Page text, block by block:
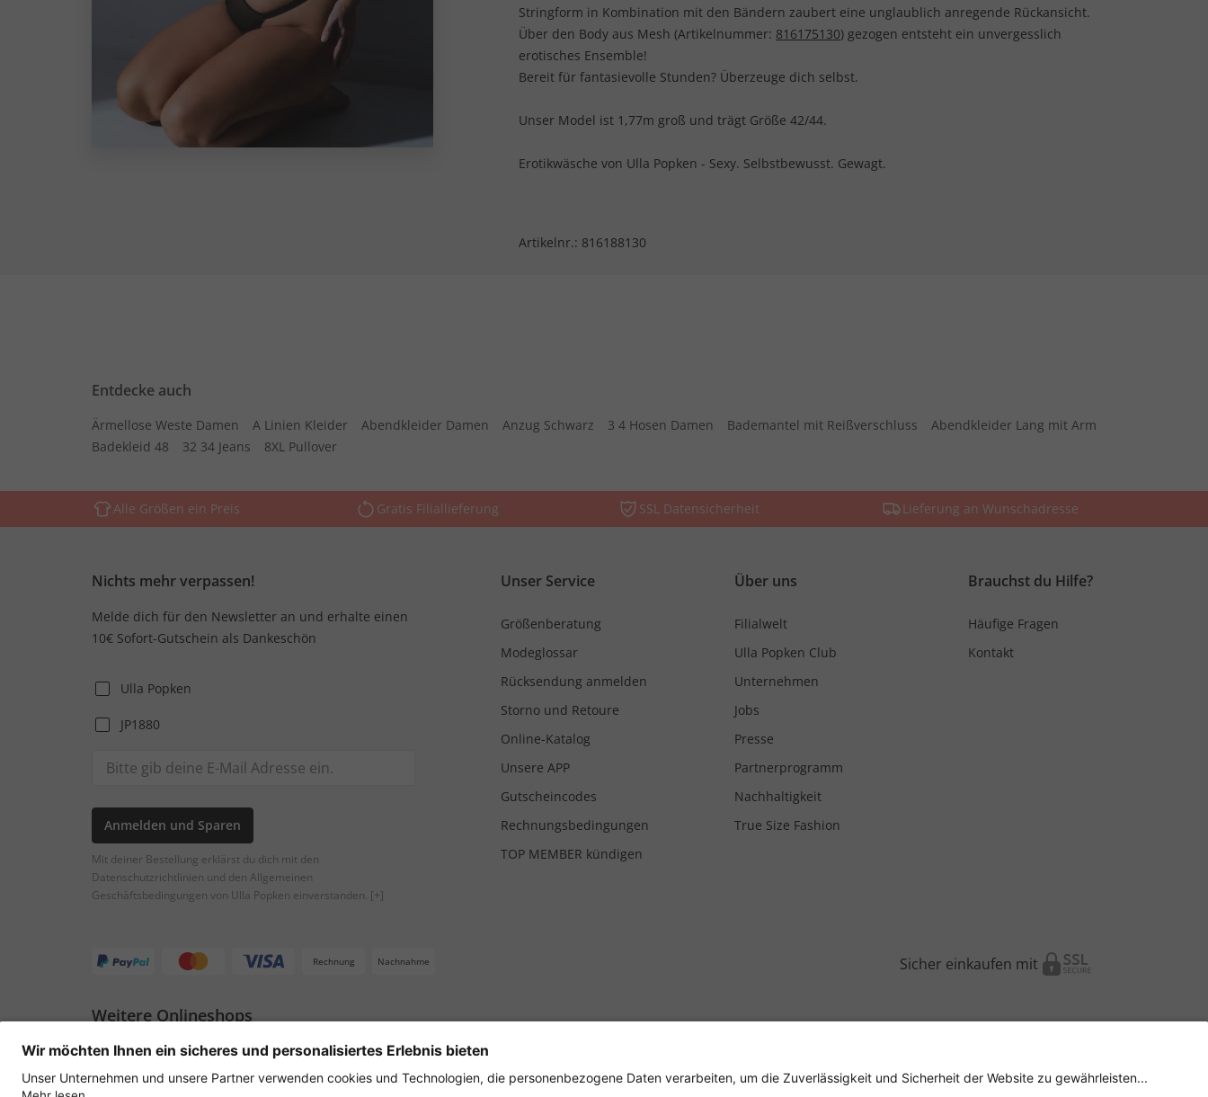
Stringform in Kombination mit den Bändern zaubert eine unglaublich anregende Rückansicht.
Über den Body aus Mesh (Artikelnummer: 816175130) gezogen entsteht ein unvergesslich
erotisches Ensemble!
Bereit für fantasievolle Stunden? Überzeuge dich selbst.
Unser Model ist 1,77m groß und trägt Größe 42/44.
Erotikwäsche von Ulla Popken - Sexy. Selbstbewusst. Gewagt.
Artikelnr.: 816188130
Entdecke auch
Ärmellose Weste Damen A Linien Kleider Abendkleider Damen Anzug Schwarz 3 4 Hosen Damen Bademantel mit Reißverschluss
Abendkleider Lang mit Arm
Badekleid 48
32 34 Jeans 8XL Pullover
Alle Größen ein Preis Gratis Filiallieferung SSL Datensicherheit Lieferung an Wunschadresse
Nichts mehr verpassen!
Melde dich für den Newsletter an und erhalte einen
10€ Sofort-Gutschein als Dankeschön
Ulla Popken
JP1880
Anmelden und Sparen
Mit deiner Bestellung erklärst du dich mit den
Datenschutzrichtlinien und den Allgemeinen
Geschäftsbedingungen von Ulla Popken einverstanden. [+]
Unser Service
Größenberatung
Modeglossar
Rücksendung anmelden
Storno und Retoure
Online-Katalog
Unsere APP
Gutscheincodes
Rechnungsbedingungen
TOP MEMBER kündigen
Über uns
Filialwelt
Ulla Popken Club
Unternehmen
Jobs
Presse
Partnerprogramm
Nachhaltigkeit
True Size Fashion
Brauchst du Hilfe?
Häufige Fragen
Kontakt
Rechnung Nachnahme Sicher einkaufen mit
Weitere Onlineshops
Österreich